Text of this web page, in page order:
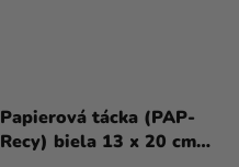
Papierová tácka (PAP-
Recy) biela 13 x 20 cm